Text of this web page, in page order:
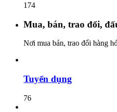
174
Mua, bán, trao đổi,
Nơi mua bán, trao đổi hàng
Tuyển dụng
76